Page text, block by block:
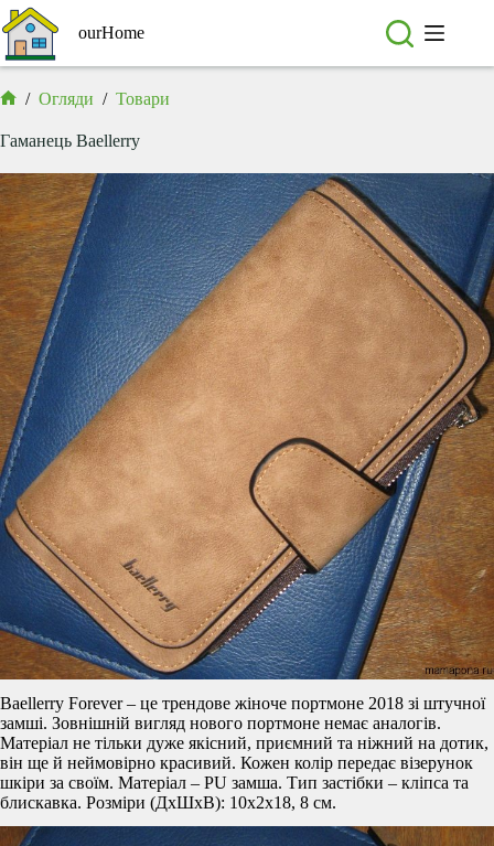
Перейти
до
вмісту
ourHome
/ Огляди / Товари
Гаманець Baellerry
Baellerry Forever – це трендове жіноче портмоне 2018 зі штучної
замші. Зовнішній вигляд нового портмоне немає аналогів.
Матеріал не тільки дуже якісний, приємний та ніжний на дотик,
він ще й неймовірно красивий. Кожен колір передає візерунок
шкіри за своїм. Матеріал – PU замша. Тип застібки – кліпса та
блискавка. Розміри (ДхШхВ): 10х2х18, 8 см.